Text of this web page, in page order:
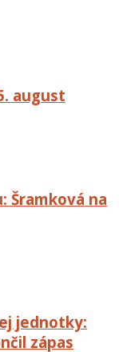
august
Šramková na
jednotky:
zápas